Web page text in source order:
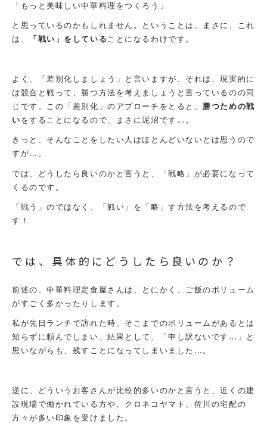
「もっと美味しい中華料理をつくろう」
と思っているのかもしれません。ということは、まさに、これ
は、
「戦い」をしている ことになるわけです。
よく、「差別化しましょう」と言いますが、それは、現実的に
は競合と戦って、勝つ方法を考えましょうと言っているのの同
じです。この「差別化」のアプローチをとると、 勝つための戦
い をすることになるので、まさに泥沼です…。
きっと、そんなことをしたい人はほとんどいないとは思うので
すが…。
では、どうしたら良いのかと言うと、「戦略」が必要になって
くるのです。
「戦う」のではなく、「戦い」を「略」す方法を考えるので
す！
では、具体的にどうしたら良いのか？
前述の、中華料理定食屋さんは、とにかく、ご飯のボリューム
がすごく多かったりします。
私が先日ランチで訪れた時、そこまでのボリュームがあるとは
知らずに頼んでしまい、結果として、「申し訳ないです…」と
思いながらも、残すことになってしまいました…。
逆に、どういうお客さんが比較的多いのかと言うと、近くの建
設現場で働かれている方や、クロネコヤマト、佐川の宅配の
方々が多い印象を受けました。